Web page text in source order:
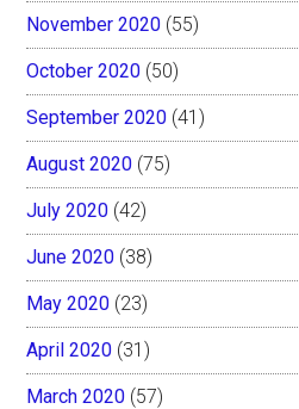
November 2020 (55)
October 2020 (50)
September 2020 (41)
August 2020 (75)
July 2020 (42)
June 2020 (38)
May 2020 (23)
April 2020 (31)
March 2020 (57)